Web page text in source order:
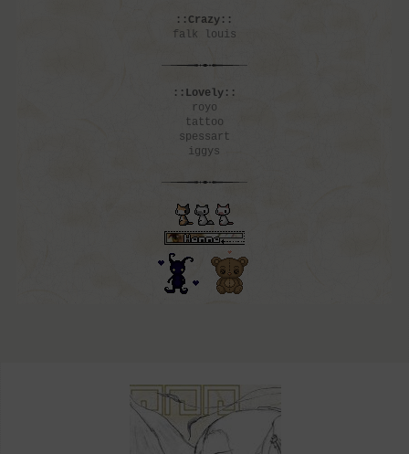
::Crazy::
falk louis
::Lovely::
royo
tattoo
spessart
iggys